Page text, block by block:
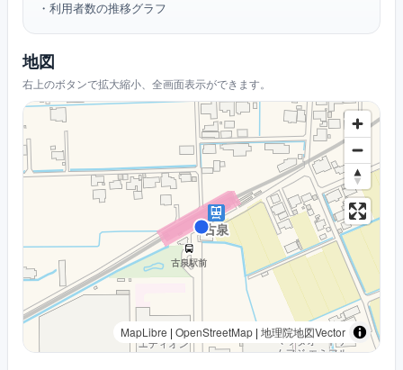
・利用者数の推移グラフ
地図
右上のボタンで拡大縮小、全画面表示ができます。
MapLibre | OpenStreetMap | 地理院地図Vector